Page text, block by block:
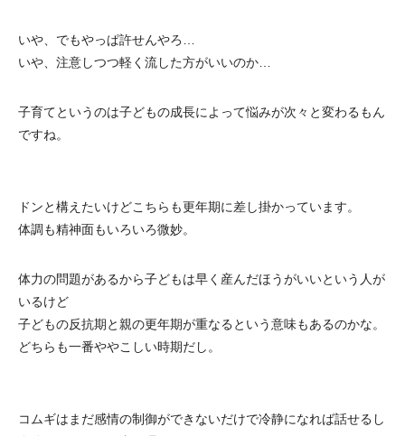
いや、でもやっぱ許せんやろ…
いや、注意しつつ軽く流した方がいいのか…
子育てというのは子どもの成長によって悩みが次々と変わるもん
ですね。
ドンと構えたいけどこちらも更年期に差し掛かっています。
体調も精神面もいろいろ微妙。
体力の問題があるから子どもは早く産んだほうがいいという人が
いるけど
子どもの反抗期と親の更年期が重なるという意味もあるのかな。
どちらも一番ややこしい時期だし。
コムギはまだ感情の制御ができないだけで冷静になれば話せるし